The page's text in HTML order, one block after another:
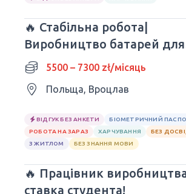
🔥 Стабільна робота|
Bиробництвo батарей для
авто| Wrocław
5500 – 7300 zł/місяць
Польща, Вроцлав
ВІДГУК БЕЗ АНКЕТИ
БІОМЕТРИЧНИЙ
РОБОТА НА ЗАРАЗ
ХАРЧУВАННЯ
БЕЗ
З ЖИТЛОМ
БЕЗ ЗНАННЯ МОВИ
🔥 Працівник
ставка студента!